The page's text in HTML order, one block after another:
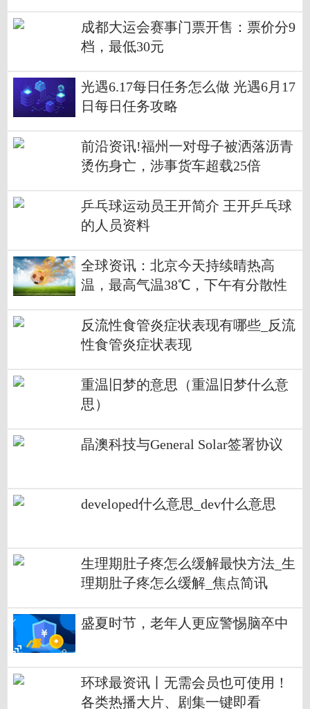
成都大运会赛事门票开售：票价分9
档，最低30元
光遇6.17每日任务怎么做 光遇6月17
日每日任务攻略
前沿资讯!福州一对母子被洒落沥青
烫伤身亡，涉事货车超载25倍
乒乓球运动员王开简介 王开乒乓球
的人员资料
全球资讯：北京今天持续晴热高
温，最高气温38℃，下午有分散性
反流性食管炎症状表现有哪些_反流
性食管炎症状表现
重温旧梦的意思（重温旧梦什么意
思）
晶澳科技与General Solar签署协议
developed什么意思_dev什么意思
生理期肚子疼怎么缓解最快方法_生
理期肚子疼怎么缓解_焦点简讯
盛夏时节，老年人更应警惕脑卒中
环球最资讯丨无需会员也可使用！
各类热播大片、剧集一键即看